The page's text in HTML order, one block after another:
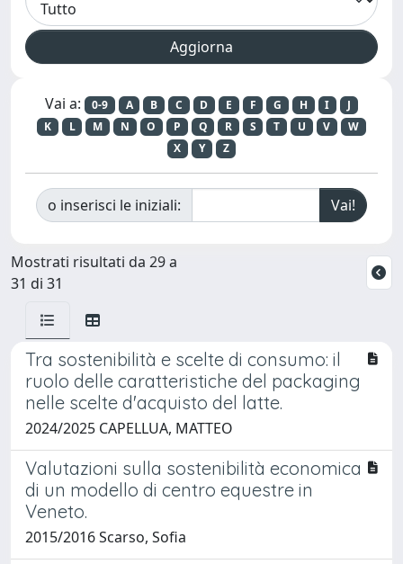
Vai a: 0-9 A B C D E F G H I
J
K
L M N O P Q R S T U V
W
X
Y Z
o inserisci le iniziali:
Mostrati risultati da 29 a
31 di 31
Tra sostenibilità e scelte di consumo: il
ruolo delle caratteristiche del packaging
nelle scelte d'acquisto del latte.
2024/2025 CAPELLUA, MATTEO
Valutazioni sulla sostenibilità economica
di un modello di centro equestre in
Veneto.
2015/2016 Scarso, Sofia